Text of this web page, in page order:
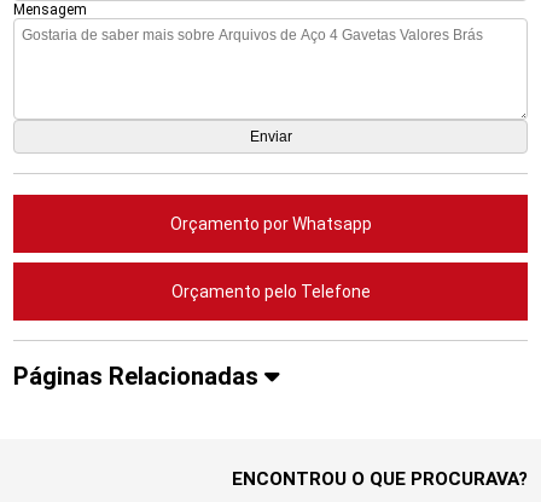
Mensagem
Orçamento por Whatsapp
Orçamento pelo Telefone
Páginas Relacionadas
ENCONTROU O QUE PROCURAVA?